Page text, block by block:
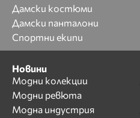
Дамски костюми
Дамски панталони
Спортни екипи
Новини
Модни колекции
Модни ревюта
Модна индустрия